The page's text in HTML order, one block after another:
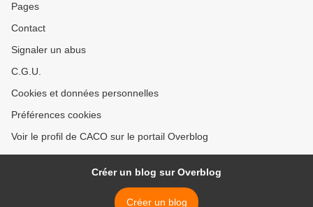
Pages
Contact
Signaler un abus
C.G.U.
Cookies et données personnelles
Préférences cookies
Voir le profil de CACO sur le portail Overblog
Créer un blog sur Overblog
Créer un blog